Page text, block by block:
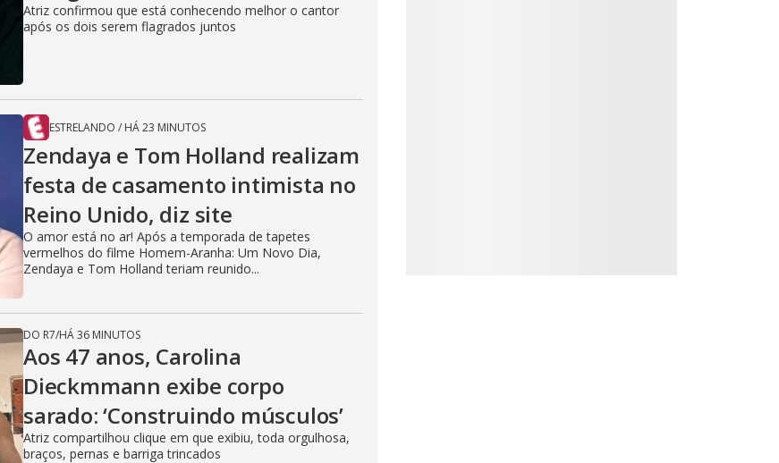
e
Atriz confirmou que está conhecendo melhor o cantor
após os dois serem flagrados juntos
ESTRELANDO / HÁ 23 MINUTOS
Zendaya e Tom Holland realizam
festa de casamento intimista no
Reino Unido, diz site
O amor está no ar! Após a temporada de tapetes
vermelhos do filme Homem-Aranha: Um Novo Dia,
Zendaya e Tom Holland teriam reunido...
DO R7/HÁ 36 MINUTOS
Aos 47 anos, Carolina
Dieckmmann exibe corpo
sarado: ‘Construindo músculos’
Atriz compartilhou clique em que exibiu, toda orgulhosa,
braços, pernas e barriga trincados